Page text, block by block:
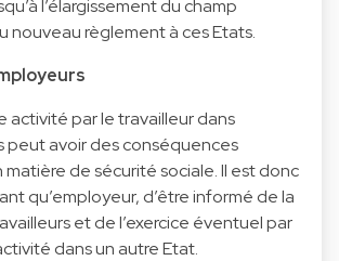
l’élargissement du champ
nouveau règlement à ces Etats.
activité par le travailleur dans
peut avoir des conséquences
de sécurité sociale. Il est donc
qu’employeur, d’être informé de la
et de l’exercice éventuel par
dans un autre Etat.